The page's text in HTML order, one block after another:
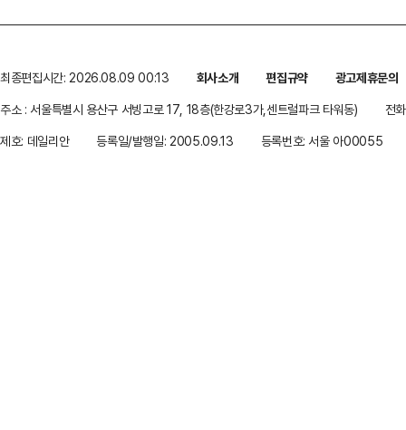
최종편집시간: 2026.08.09 00:13 회사소개 편집규약
광고제휴문의
주소 : 서울특별시 용산구 서빙고로 17, 18층(한강로3가,센트럴파크 타워동)
전
제호: 데일리안
등록일/발행일: 2005.09.13 등록번호: 서울 아00055